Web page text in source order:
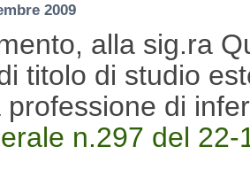
2009
alla sig.ra
titolo di studio
professione di
n.297 del